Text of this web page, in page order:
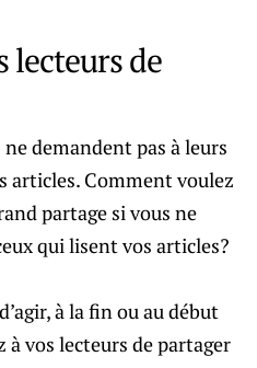
lecteurs de
demandent pas à leurs
articles. Comment voulez
partage si vous ne
qui lisent vos articles?
à la fin ou au début
à vos lecteurs de partager